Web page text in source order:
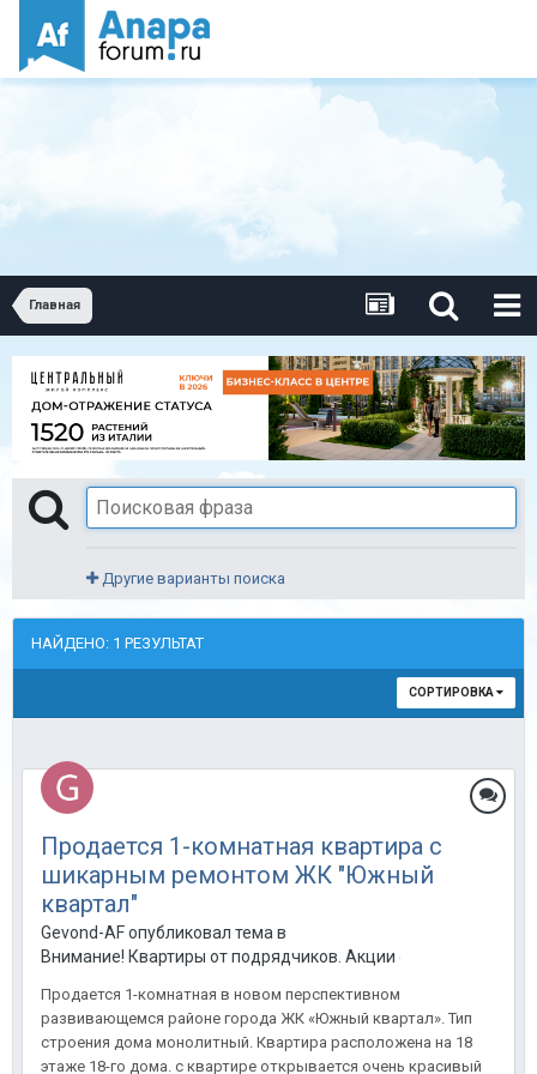
Главная
Другие варианты поиска
НАЙДЕНО: 1 РЕЗУЛЬТАТ
СОРТИРОВКА
Продается 1-комнатная квартира с
шикарным ремонтом ЖК "Южный
квартал"
Gevond-AF опубликовал тема в
Внимание! Квартиры от подрядчиков. Акции от
Продается 1-комнатная в новом перспективном
развивающемся районе города ЖК «Южный квартал». Тип
строения дома монолитный. Квартира расположена на 18
этаже 18-го дома. с квартире открывается очень красивый